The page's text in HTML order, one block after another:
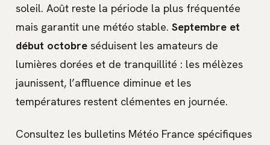
soleil. Août reste la période la plus fréquentée
mais garantit une météo stable. Septembre et
début octobre séduisent les amateurs de
lumières dorées et de tranquillité : les mélèzes
jaunissent, l’affluence diminue et les
températures restent clémentes en journée.
Consultez les bulletins Météo France spécifiques